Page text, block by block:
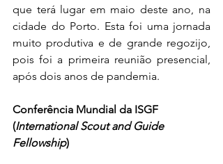
que terá lugar em maio deste ano, na
cidade do Porto. Esta foi uma jornada
muito produtiva e de grande regozijo,
pois foi a primeira reunião presencial,
após dois anos de pandemia.
Conferência Mundial da ISGF
(International Scout and Guide
Fellowship)